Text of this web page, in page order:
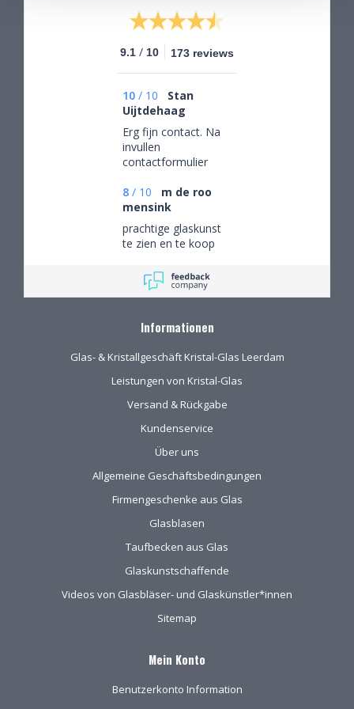
9.1 / 10 173 reviews
10 / 10
Stan
Uijtdehaag
Erg fijn contact. Na
invullen
contactformulier
persoonlijke wensen
besproken. Afspraak
gemaakt om in de
winkel de objecten te
bekijken en de
(uitgebreid graveren)
vorm te geven.
8 / 10
m de roo
mensink
prachtige glaskunst
te zien en te koop
Informationen
Glas- & Kristallgeschäft Kristal-Glas Leerdam
Leistungen von Kristal-Glas
Versand & Rückgabe
Kundenservice
Über uns
Allgemeine Geschäftsbedingungen
Firmengeschenke aus Glas
Glasblasen
Taufbecken aus Glas
Glaskunstschaffende
Videos von Glasbläser- und Glaskünstler*innen
Sitemap
Mein Konto
Benutzerkonto Information